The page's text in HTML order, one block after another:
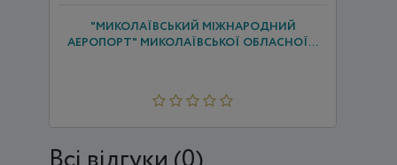
"МИКОЛАЇВСЬКИЙ МІЖНАРОДНИЙ
АЕРОПОРТ" МИКОЛАЇВСЬКОЇ ОБЛАСНОЇ...